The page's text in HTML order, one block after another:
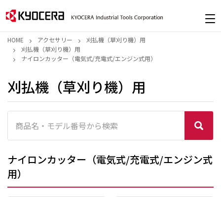
HOME アクセサリー
刈払機（草刈り機）用
刈払機（草刈り機）用
ナイロンカッター（電気式/充電式/エンジン式用）
刈払機（草刈り機）用
ナイロンカッター（電気式/充電式/エンジン式
用）